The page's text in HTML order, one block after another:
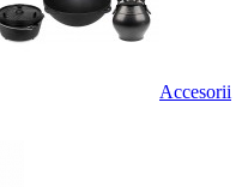
Accesorii